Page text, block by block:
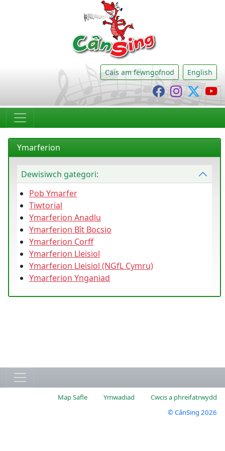
CânSing Cais am fewngofnod English
CânsingCânsing
Ymarferion
Dewisiwch gategori:
Pob Ymarfer
Tiwtorial
Ymarferion Anadlu
Ymarferion Bît Bocsio
Ymarferion Corff
Ymarferion Lleisiol
Ymarferion Lleisiol (NGfL Cymru)
Ymarferion Ynganiad
Map Safle Ymwadiad
Cwcis a phreifatrwydd
© CânSing 2026